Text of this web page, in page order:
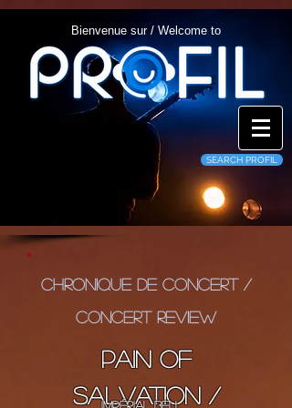
Bienvenue sur / Welcome to
SEARCH PROFIL
Chronique de concert /
concert review
Pain Of
Salvation /
Impérial Bell